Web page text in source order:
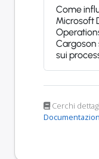
Come
Microsoft
Cargoson
sui
Cerchi